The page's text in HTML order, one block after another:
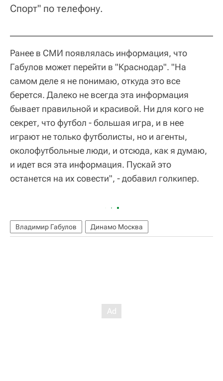
Спорт" по телефону.
Ранее в СМИ появлялась информация, что
Габулов может перейти в "Краснодар". "На
самом деле я не понимаю, откуда это все
берется. Далеко не всегда эта информация
бывает правильной и красивой. Ни для кого не
секрет, что футбол - большая игра, и в нее
играют не только футболисты, но и агенты,
околофутбольные люди, и отсюда, как я думаю,
и идет вся эта информация. Пускай это
останется на их совести", - добавил голкипер.
Владимир Габулов Динамо Москва